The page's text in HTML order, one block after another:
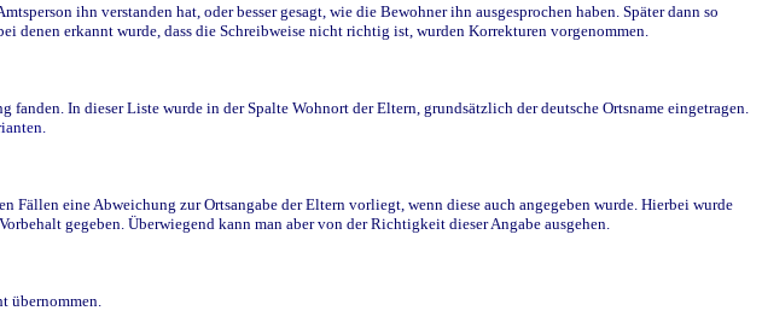
ihn verstanden hat, oder besser gesagt, wie die Bewohner ihn ausgesprochen haben. Später dann so
denen erkannt wurde, dass die Schreibweise nicht richtig ist, wurden Korrekturen vorgenommen.
In dieser Liste wurde in der Spalte Wohnort der Eltern, grundsätzlich der deutsche Ortsname eingetragen.
Fällen eine Abweichung zur Ortsangabe der Eltern vorliegt, wenn diese auch angegeben wurde. Hierbei wurde
gegeben. Überwiegend kann man aber von der Richtigkeit dieser Angabe ausgehen.
übernommen.